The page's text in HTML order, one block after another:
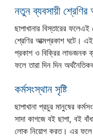
নতুন ব্যবসায়ী শ্রেণির
ছাপাখানার বিস্তারের
শ্রেণির আত্মপ্রকাশ ঘটে। এই
প্রকাশ ও বিক্রির লাভজনক
ফলে তারা দিন দিন
কর্মসংস্থান সৃষ্টি
ছাপাখানা প্রচুর মানুষের
সাদা কাগজে বই ছাপা, বই
লোক নিয়োগ করত। এর ফলে